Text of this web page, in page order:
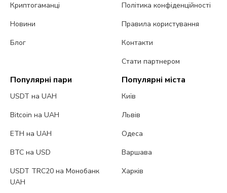
Криптогаманці
Новини
Блог
Політика конфіденційності
Правила користування
Контакти
Стати партнером
Популярні пари
USDT на UAH
Bitcoin на UAH
ETH на UAH
BTC на USD
USDT TRC20 на Монобанк
UAH
Популярні міста
Київ
Львів
Одеса
Варшава
Харків